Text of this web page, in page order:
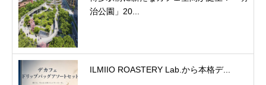
治公園」20...
ILMIIO ROASTERY Lab.から本格デ...